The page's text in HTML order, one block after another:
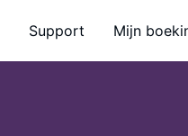
Support Mijn